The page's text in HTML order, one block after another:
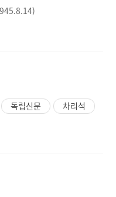
독립신문
차리석